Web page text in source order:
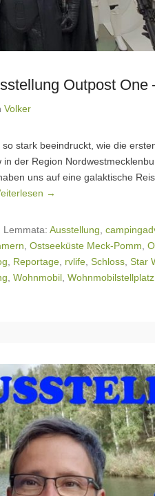
Outpost One
Volker
stark beeindruckt, wie die
der Region
uns auf eine galaktische
→
Lemmata: Ausstellung
Ostseeküste Meck-Pomm
Reportage rvlife Schloss Star
Wohnmobil Wohnmobilstellplatz